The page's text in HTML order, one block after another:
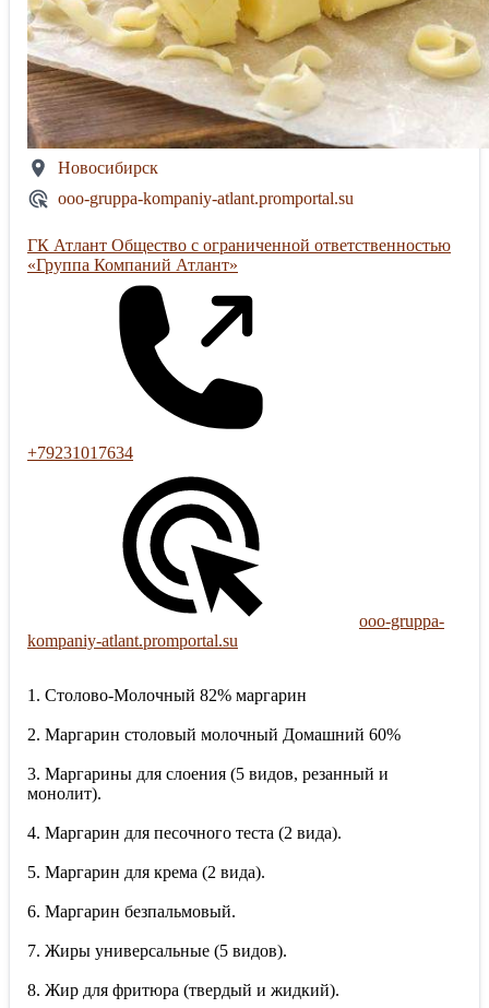
Новосибирск
ooo-gruppa-kompaniy-atlant.promportal.su
ГК Атлант Общество с ограниченной ответственностью
«Группа Компаний Атлант»
+79231017634
ooo-gruppa-
kompaniy-atlant.promportal.su
1. Столово-Молочный 82% маргарин
2. Маргарин столовый молочный Домашний 60%
3. Маргарины для слоения (5 видов, резанный и
монолит).
4. Маргарин для песочного теста (2 вида).
5. Маргарин для крема (2 вида).
6. Маргарин безпальмовый.
7. Жиры универсальные (5 видов).
8. Жир для фритюра (твердый и жидкий).